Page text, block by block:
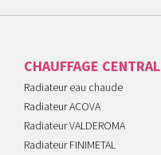
CHAUFFAGE CENTRAL
Radiateur eau chaude
Radiateur ACOVA
Radiateur VALDEROMA
Radiateur FINIMETAL